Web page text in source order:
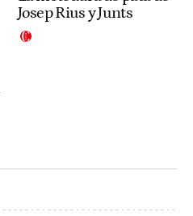
Josep Rius y Junts